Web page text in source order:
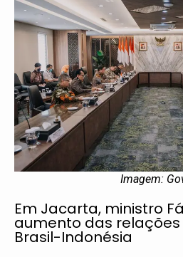
Imagem:
Em Jacarta, ministro
aumento das
Brasil-Indonésia